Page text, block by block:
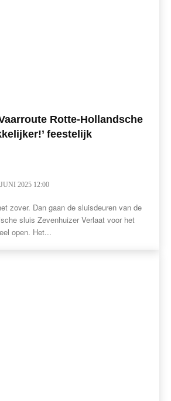
Rotte-Hollandsche
feestelijk
2025 12:00
zover. Dan gaan de sluisdeuren van de
sluis Zevenhuizer Verlaat voor het
open. Het...